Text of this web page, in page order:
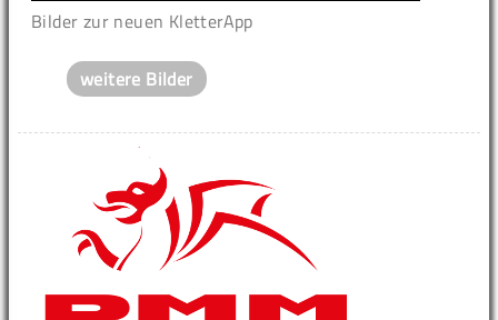
Bilder zur neuen KletterApp
weitere Bilder